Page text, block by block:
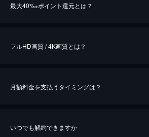
最大40%※ポイント還元とは？
※40％ポイント還元の対象は、クレジットカード決済による
フルHD画質 / 4K画質とは？
月額料金を支払うタイミングは？
いつでも解約できますか